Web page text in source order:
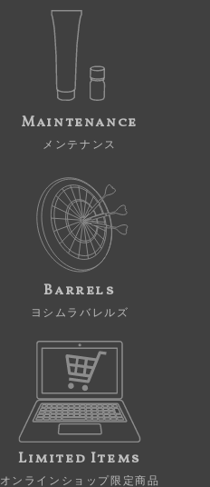
Maintenance
メンテナンス
Barrels
ヨシムラバレルズ
Limited Items
オンラインショップ限定商品